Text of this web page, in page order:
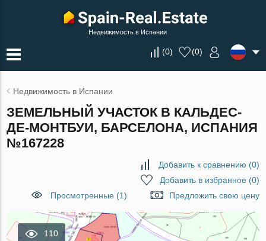
Недвижимость в Испании
(0) (0)
Недвижимость в Испании
ЗЕМЕЛЬНЫЙ УЧАСТОК В КАЛЬДЕС-
ДЕ-МОНТБУИ, БАРСЕЛОНА, ИСПАНИЯ
№167228
Добавить к сравнению (0)
Добавить в избранное(0)
Просмотренные (1)
Предложить свою цену
110